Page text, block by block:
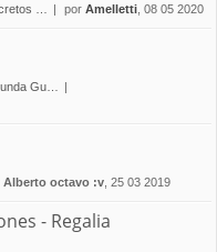
… por Amelletti , 08 05 2020
Gu…
Alberto octavo :v , 25 03 2019
- Regalia